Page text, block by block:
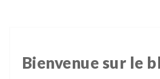
Bienvenue sur le